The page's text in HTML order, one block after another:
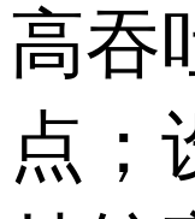
高吞
点；